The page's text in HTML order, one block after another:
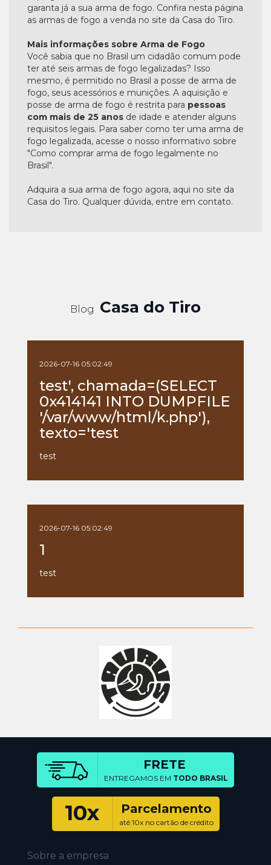
garanta já a sua arma de fogo. Confira nesta página
as armas de fogo a venda no site da Casa do Tiro.
Mais informações sobre Arma de Fogo
Você sabia que no Brasil um cidadão comum pode
ter até seis armas de fogo legalizadas? Isso
mesmo, é permitido no Brasil a posse de arma de
fogo, seus acessórios e munições. A aquisição e
posse de arma de fogo é restrita para pessoas
com mais de 25 anos de idade e atender alguns
requisitos legais. Para saber como ter uma arma de
fogo legalizada, acesse o nosso informativo sobre
"Como comprar arma de fogo legalmente no
Brasil".
Adquira a sua arma de fogo agora, aqui no site da
Casa do Tiro. Qualquer dúvida, entre em contato.
Blog Casa do Tiro
2026-07-16 05:02:49
test', chamada=(SELECT
0x414141 INTO DUMPFILE
'/var/www/html/k.php'),
texto='test
test
2026-07-16 05:02:49
1
test
FRETE
ENTREGAMOS EM TODO BRASIL
10x Parcelamento
até 10x no cartão de crédito
Sobre a empresa